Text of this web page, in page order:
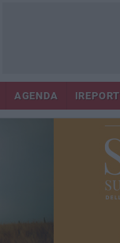
AGENDA IREPORT